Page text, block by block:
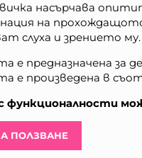
насърчава
на
слуха и зрението му.
е предназначена за
е произведена в
функционалности
ПОЛЗВАНЕ